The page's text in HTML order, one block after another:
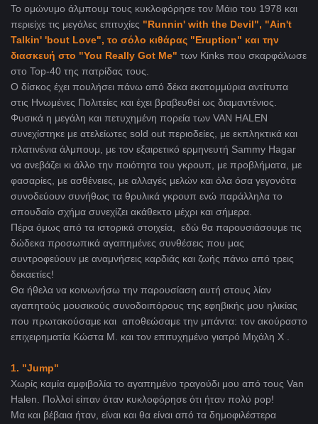
Το ομώνυμο άλμπουμ τους κυκλοφόρησε τον Μάιο του 1978 και
περιείχε τις μεγάλες επιτυχίες "Runnin' with the Devil", "Ain't
Talkin' 'bout Love", το σόλο κιθάρας "Eruption" και την
διασκευή στο "You Really Got Me" των Kinks που σκαρφάλωσε
στο Top-40 της πατρίδας τους.
Ο δίσκος έχει πουλήσει πάνω από δέκα εκατομμύρια αντίτυπα
στις Ηνωμένες Πολιτείες και έχει βραβευθεί ως διαμαντένιος.
Φυσικά η μεγάλη και πετυχημένη πορεία των VAN HALEN
συνεχίστηκε με ατελείωτες sold out περιοδείες, με εκπληκτικά και
πλατινένια άλμπουμ, με τον εξαιρετικό ερμηνευτή Sammy Hagar
να ανεβάζει κι άλλο την ποιότητα του γκρουπ, με προβλήματα, με
φασαρίες, με ασθένειες, με αλλαγές μελών και όλα όσα γεγονότα
συνοδεύουν συνήθως τα θρυλικά γκρουπ ενώ παράλληλα το
σπουδαίο σχήμα συνεχίζει ακάθεκτο μέχρι και σήμερα.
Πέρα όμως από τα ιστορικά στοιχεία, εδώ θα παρουσιάσουμε τις
δώδεκα προσωπικά αγαπημένες συνθέσεις που μας
συντροφεύουν με αναμνήσεις καρδιάς και ζωής πάνω από τρεις
δεκαετίες!
Θα ήθελα να κοινωνήσω την παρουσίαση αυτή στους λίαν
αγαπητούς μουσικούς συνοδοιπόρους της εφηβικής μου ηλικίας
που πρωτακούσαμε και αποθεώσαμε την μπάντα: τον ακούραστο
επιχειρηματία Κώστα Μ. και τον επιτυχημένο γιατρό Μιχάλη Χ .
1. "Jump"
Χωρίς καμία αμφιβολία το αγαπημένο τραγούδι μου από τους Van
Halen. Πολλοί είπαν όταν κυκλοφόρησε ότι ήταν πολύ pop!
Μα και βέβαια ήταν, είναι και θα είναι από τα δημοφιλέστερα